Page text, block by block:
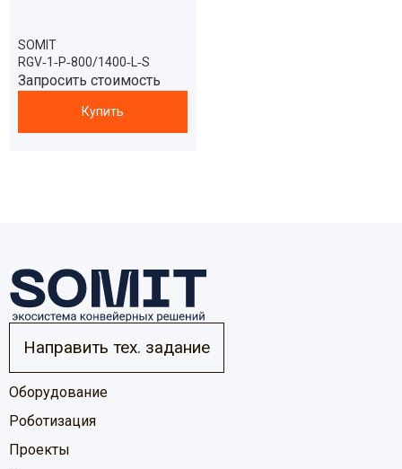
SOMIT
RGV‑1‑Р‑800/1400‑L‑S
Запросить стоимость
Купить
Направить тех. задание
Оборудование
Роботизация
Проекты